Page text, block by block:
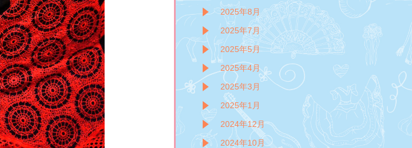
2025年8月
2025年7月
2025年5月
2025年4月
2025年3月
2025年1月
2024年12月
2024年10月